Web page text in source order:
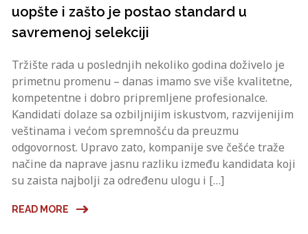
uopšte i zašto je postao standard u
savremenoj selekciji
Tržište rada u poslednjih nekoliko godina doživelo je
primetnu promenu – danas imamo sve više kvalitetne,
kompetentne i dobro pripremljene profesionalce.
Kandidati dolaze sa ozbiljnijim iskustvom, razvijenijim
veštinama i većom spremnošću da preuzmu
odgovornost. Upravo zato, kompanije sve češće traže
načine da naprave jasnu razliku između kandidata koji
su zaista najbolji za određenu ulogu i […]
READ MORE